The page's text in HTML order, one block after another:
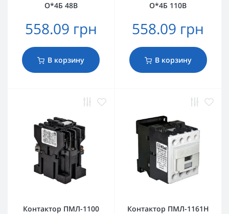
О*4Б 48В
558.09 грн
В корзину
О*4Б 110В
558.09 грн
В корзину
Контактор ПМЛ-1100
Контактор ПМЛ-1161Н